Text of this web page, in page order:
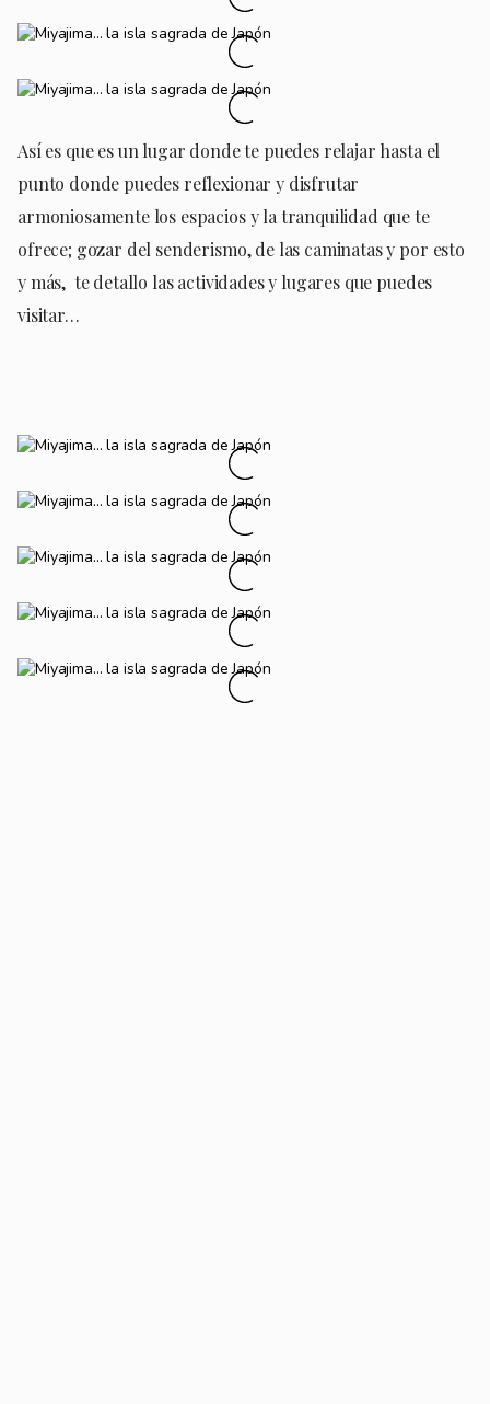
Así es que es un lugar donde te puedes relajar hasta el
punto donde puedes reflexionar y disfrutar
armoniosamente los espacios y la tranquilidad que te
ofrece; gozar del senderismo, de las caminatas y por esto
y más, te detallo las actividades y lugares que puedes
visitar…